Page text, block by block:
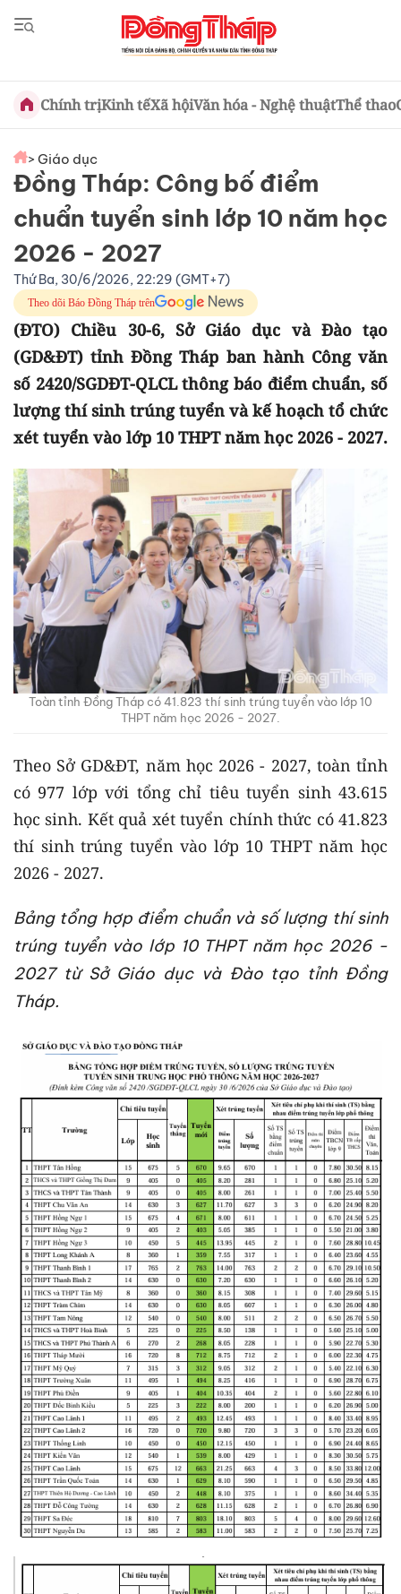
Chính trịKinh tếXã hộiVăn hóa - Nghệ thuậtThể thao
> Giáo dục
Đồng Tháp: Công bố điểm
chuẩn tuyển sinh lớp 10 năm học
2026 - 2027
Thứ Ba, 30/6/2026, 22:29 (GMT+7)
Theo dõi Báo Đồng Tháp trên
(ĐTO) Chiều 30-6, Sở Giáo dục và Đào tạo
(GD&ĐT) tỉnh Đồng Tháp ban hành Công văn
số 2420/SGDĐT-QLCL thông báo điểm chuẩn, số
lượng thí sinh trúng tuyển và kế hoạch tổ chức
xét tuyển vào lớp 10 THPT năm học 2026 - 2027.
Toàn tỉnh Đồng Tháp có 41.823 thí sinh trúng tuyển vào lớp 10
THPT năm học 2026 - 2027.
Theo Sở GD&ĐT, năm học 2026 - 2027, toàn tỉnh
có 977 lớp với tổng chỉ tiêu tuyển sinh 43.615
học sinh. Kết quả xét tuyển chính thức có 41.823
thí sinh trúng tuyển vào lớp 10 THPT năm học
2026 - 2027.
Bảng tổng hợp điểm chuẩn và số lượng thí sinh
trúng tuyển vào lớp 10 THPT năm học 2026 -
2027 từ Sở Giáo dục và Đào tạo tỉnh Đồng
Tháp.